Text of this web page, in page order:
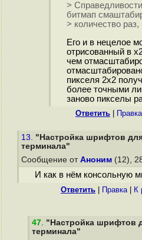
>
битмап
> количество раз,
Его и в нецелое
отрисованный в
чем
пикселя 2х2
более точными
заново пикселы
Ответить Правка
13. "Настройка шрифтов
терминала"
Сообщение от Аноним (12),
И как в нём консольную
Ответить Правка| К
47. "Настройка шрифтов
терминала"